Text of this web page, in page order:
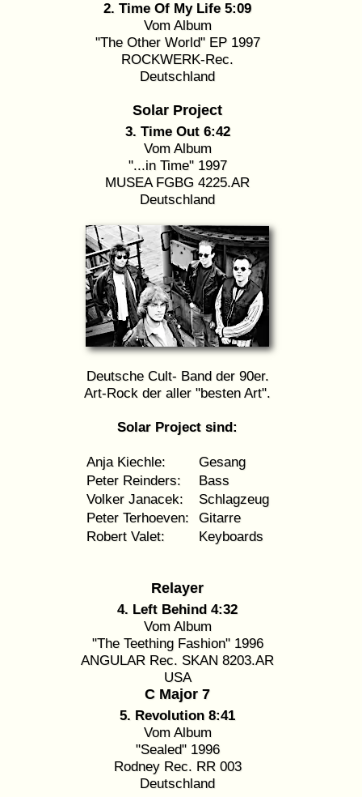
2. Time Of My Life 5:09
Vom Album
"The Other World" EP 1997
ROCKWERK-Rec.
Deutschland
Solar Project
3. Time Out 6:42
Vom Album
"...in Time" 1997
MUSEA FGBG 4225.AR
Deutschland
Deutsche Cult- Band der 90er.
Art-Rock der aller "besten Art".
Solar Project sind:
Anja Kiechle:
Gesang
Peter Reinders:
Bass
Volker Janacek:
Schlagzeug
Peter Terhoeven:
Gitarre
Robert Valet:
Keyboards
Relayer
4. Left Behind 4:32
Vom Album
"The Teething Fashion" 1996
ANGULAR Rec. SKAN 8203.AR
USA
C Major 7
5. Revolution 8:41
Vom Album
"Sealed" 1996
Rodney Rec. RR 003
Deutschland